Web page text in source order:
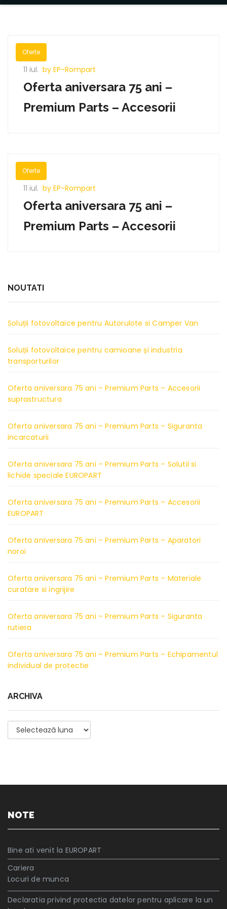
Oferte
11 iul. by EP-Rompart
Oferta aniversara 75 ani –
Premium Parts – Accesorii
Oferte
11 iul. by EP-Rompart
Oferta aniversara 75 ani –
Premium Parts – Accesorii
NOUTATI
Soluții fotovoltaice pentru Autorulote si Camper Van
Soluții fotovoltaice pentru camioane și industria
transporturilor
Oferta aniversara 75 ani – Premium Parts – Accesorii
suprastructura
Oferta aniversara 75 ani – Premium Parts – Siguranta
incarcaturii
Oferta aniversara 75 ani – Premium Parts – Solutii si
lichide speciale EUROPART
Oferta aniversara 75 ani – Premium Parts – Accesorii
EUROPART
Oferta aniversara 75 ani – Premium Parts – Aparatori
noroi
Oferta aniversara 75 ani – Premium Parts – Materiale
curatare si ingrijire
Oferta aniversara 75 ani – Premium Parts – Siguranta
rutiera
Oferta aniversara 75 ani – Premium Parts – Echipamentul
individual de protectie
ARCHIVA
Archiva
NOTE
Bine ati venit la EUROPART
Cariera
Locuri de munca
Declaratia privind protectia datelor pentru aplicare la un